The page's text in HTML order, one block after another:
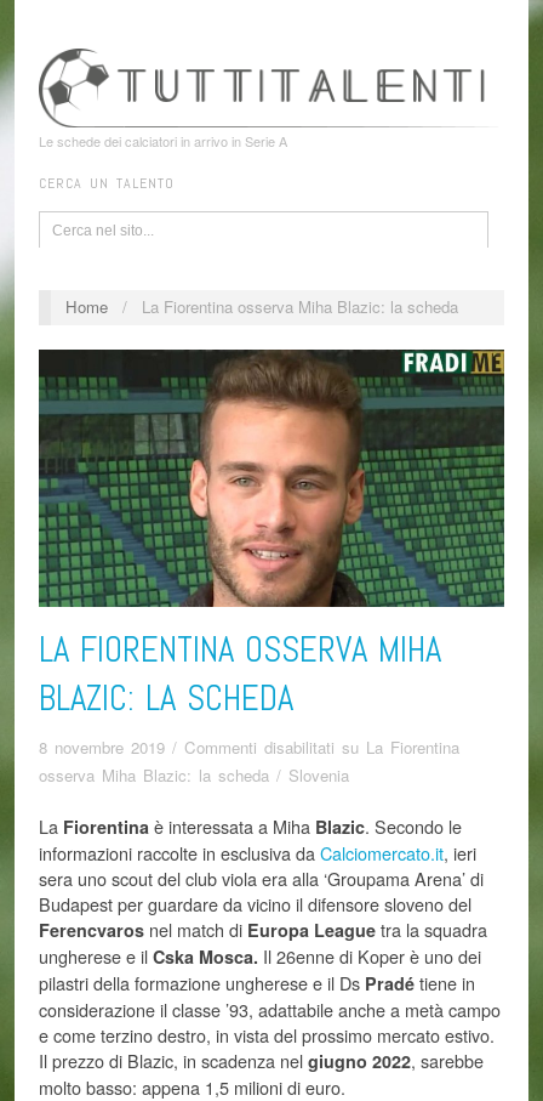
Le schede dei calciatori in arrivo in Serie A
CERCA UN TALENTO
Home / La Fiorentina osserva Miha Blazic: la scheda
LA FIORENTINA OSSERVA MIHA
BLAZIC: LA SCHEDA
8 novembre 2019 / Commenti disabilitati su La Fiorentina
osserva Miha Blazic: la scheda / Slovenia
La Fiorentina è interessata a Miha Blazic. Secondo le
informazioni raccolte in esclusiva daCalciomercato.it, ieri
sera uno scout del club viola era alla ‘Groupama Arena’ di
Budapest per guardare da vicino il difensore sloveno del
Ferencvaros nel match di Europa League tra la squadra
ungherese e ilCska Mosca. Il 26enne di Koper è uno dei
pilastri della formazione ungherese e il Ds Pradé tiene in
considerazione il classe ’93, adattabile anche a metà campo
e come terzino destro, in vista del prossimo mercato estivo.
Il prezzo di Blazic, in scadenza nelgiugno 2022, sarebbe
molto basso: appena 1,5 milioni di euro.